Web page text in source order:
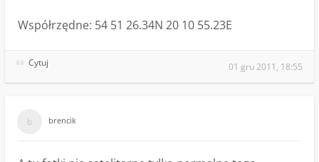
Współrzędne: 54 51 26.34N 20 10 55.23E
Cytuj 01 gru 2011, 18:55
brencik